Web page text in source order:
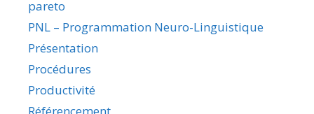
pareto
PNL – Programmation Neuro-Linguistique
Présentation
Procédures
Productivité
Référencement